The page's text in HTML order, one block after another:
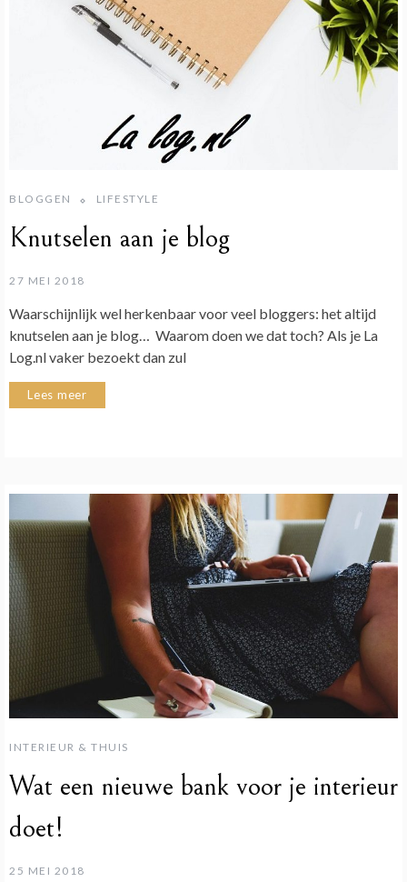
BLOGGEN LIFESTYLE
Knutselen aan je blog
27 MEI 2018
Waarschijnlijk wel herkenbaar voor veel bloggers: het altijd
knutselen aan je blog… Waarom doen we dat toch? Als je La
Log.nl vaker bezoekt dan zul
Lees meer
INTERIEUR & THUIS
Wat een nieuwe bank voor je interieur
doet!
25 MEI 2018